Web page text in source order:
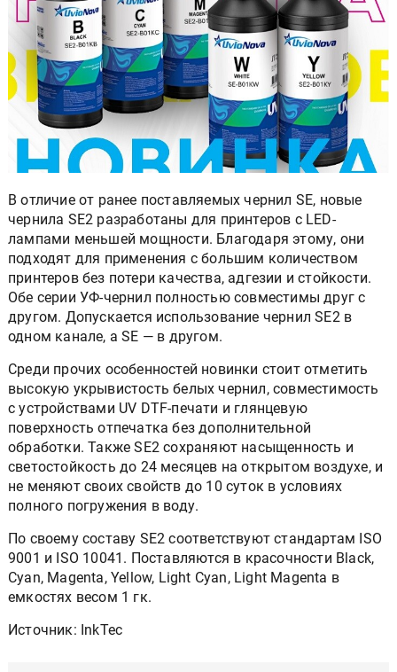
В отличие от ранее поставляемых чернил SE, новые
чернила SE2 разработаны для принтеров с LED-
лампами меньшей мощности. Благодаря этому, они
подходят для применения с большим количеством
принтеров без потери качества, адгезии и стойкости.
Обе серии УФ-чернил полностью совместимы друг с
другом. Допускается использование чернил SE2 в
одном канале, а SE — в другом.
Среди прочих особенностей новинки стоит отметить
высокую укрывистость белых чернил, совместимость
с устройствами UV DTF-печати и глянцевую
поверхность отпечатка без дополнительной
обработки. Также SE2 сохраняют насыщенность и
светостойкость до 24 месяцев на открытом воздухе, и
не меняют своих свойств до 10 суток в условиях
полного погружения в воду.
По своему составу SE2 соответствуют стандартам ISO
9001 и ISO 10041. Поставляются в красочности Black,
Cyan, Magenta, Yellow, Light Cyan, Light Magenta в
емкостях весом 1 гк.
Источник: InkTec